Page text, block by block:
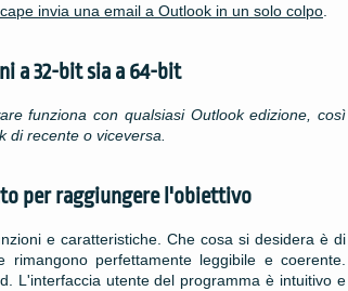
invia una email a Outlook in un solo colpo
a 32-bit sia a 64-bit
funziona con qualsiasi Outlookedizione, così
di recente o viceversa.
per raggiungere l'obiettivo
e caratteristiche. Che cosa si desidera è di
rimangono perfettamente leggibile e coerente.
L'interfaccia utente del programma è intuitivo e